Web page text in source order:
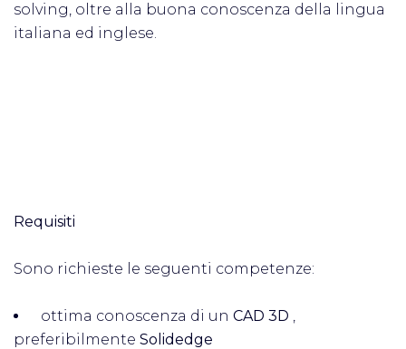
solving, oltre alla buona conoscenza della lingua
italiana ed inglese.
Requisiti
Sono richieste le seguenti competenze:
ottima conoscenza di un CAD 3D ,
preferibilmente Solidedge